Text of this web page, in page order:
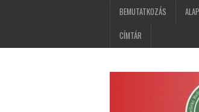
BEMUTATKOZÁS
CÍMTÁR